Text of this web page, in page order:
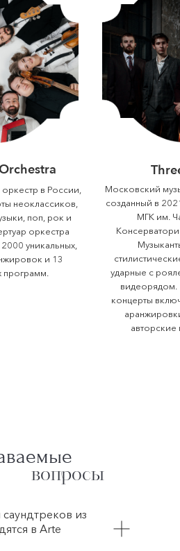
в России,
неоклассиков,
поп, рок и
оркестра
уникальных,
и 13
программ.
Московский
созданный в
МГК им.
ударные с
концерты
авторские
вопросы
из
в Arte